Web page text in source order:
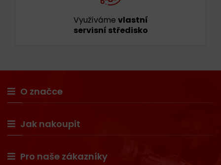
Využíváme vlastní
servisní středisko
O značce
Jak nakoupit
Pro naše zákazníky